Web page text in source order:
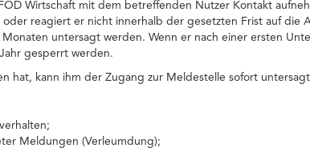
Wirtschaft mit dem betreffenden Nutzer Kontakt
reagiert er nicht innerhalb der gesetzten Frist auf die
untersagt werden. Wenn er nach einer ersten
gesperrt werden.
hat, kann ihm der Zugang zur Meldestelle sofort
Meldungen (Verleumdung);